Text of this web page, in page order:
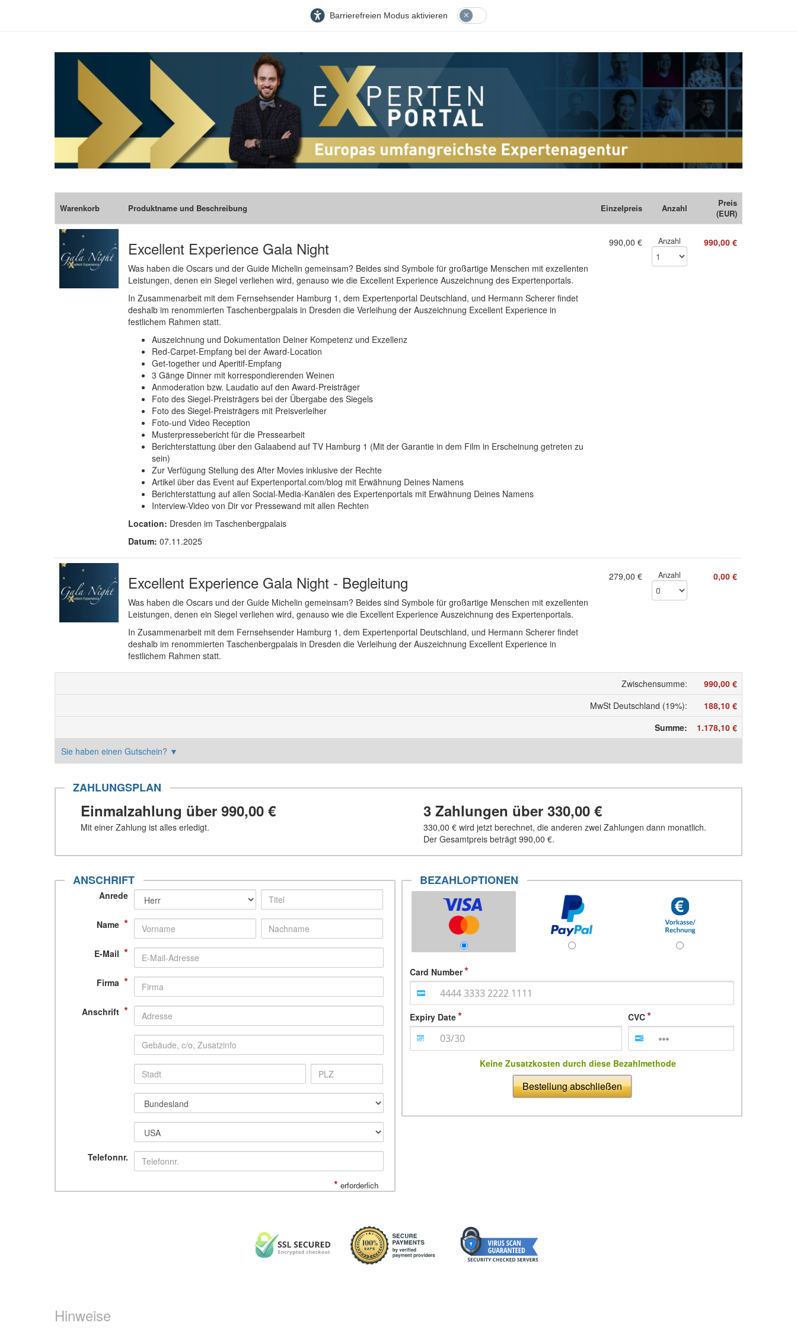
Barrierefreien Modus aktivieren
Warenkorb Produktname und Beschreibung Einzelpreis Anzahl
Preis
(EUR)
Excellent Experience Gala Night
Was haben die Oscars und der Guide Michelin gemeinsam? Beides sind Symbole für großartige Menschen mit exzellenten
Leistungen, denen ein Siegel verliehen wird, genauso wie die Excellent Experience Auszeichnung des Expertenportals.
In Zusammenarbeit mit dem Fernsehsender Hamburg 1, dem Expertenportal Deutschland, und Hermann Scherer findet
deshalb im renommierten Taschenbergpalais in Dresden die Verleihung der Auszeichnung Excellent Experience in
festlichem Rahmen statt.
Auszeichnung und Dokumentation Deiner Kompetenz und Exzellenz
Red-Carpet-Empfang bei der Award-Location
Get-together und Aperitif-Empfang
3 Gänge Dinner mit korrespondierenden Weinen
Anmoderation bzw. Laudatio auf den Award-Preisträger
Foto des Siegel-Preisträgers bei der Übergabe des Siegels
Foto des Siegel-Preisträgers mit Preisverleiher
Foto-und Video Reception
Musterpressebericht für die Pressearbeit
Berichterstattung über den Galaabend auf TV Hamburg 1 (Mit der Garantie in dem Film in Erscheinung getreten zu
sein)
Zur Verfügung Stellung des After Movies inklusive der Rechte
Artikel über das Event auf Expertenportal.com/blog mit Erwähnung Deines Namens
Berichterstattung auf allen Social-Media-Kanälen des Expertenportals mit Erwähnung Deines Namens
Interview-Video von Dir vor Pressewand mit allen Rechten
Location: Dresden im Taschenbergpalais
Datum: 07.11.2025
990,00 € Anzahl 990,00 €
Excellent Experience Gala Night - Begleitung
Was haben die Oscars und der Guide Michelin gemeinsam? Beides sind Symbole für großartige Menschen mit exzellenten
Leistungen, denen ein Siegel verliehen wird, genauso wie die Excellent Experience Auszeichnung des Expertenportals.
In Zusammenarbeit mit dem Fernsehsender Hamburg 1, dem Expertenportal Deutschland, und Hermann Scherer findet
deshalb im renommierten Taschenbergpalais in Dresden die Verleihung der Auszeichnung Excellent Experience in
festlichem Rahmen statt.
279,00 € Anzahl 0,00 €
Zwischensumme:
990,00 €
MwSt Deutschland (19%):
188,10 €
Summe:
1.178,10 €
Sie haben einen Gutschein? ▼
ZAHLUNGSPLAN
Einmalzahlung über 990,00 €
Mit einer Zahlung ist alles erledigt.
3 Zahlungen über 330,00 €
330,00 € wird jetzt berechnet, die anderen zwei Zahlungen dann monatlich.
Der Gesamtpreis beträgt 990,00 €.
ANSCHRIFT
Anrede
Name *
E-Mail *
Firma *
Anschrift *
Telefonnr.
* erforderlich
BEZAHLOPTIONEN
Card Number
Expiry Date CVC
Keine Zusatzkosten durch diese Bezahlmethode
Bestellung abschließen
Hinweise